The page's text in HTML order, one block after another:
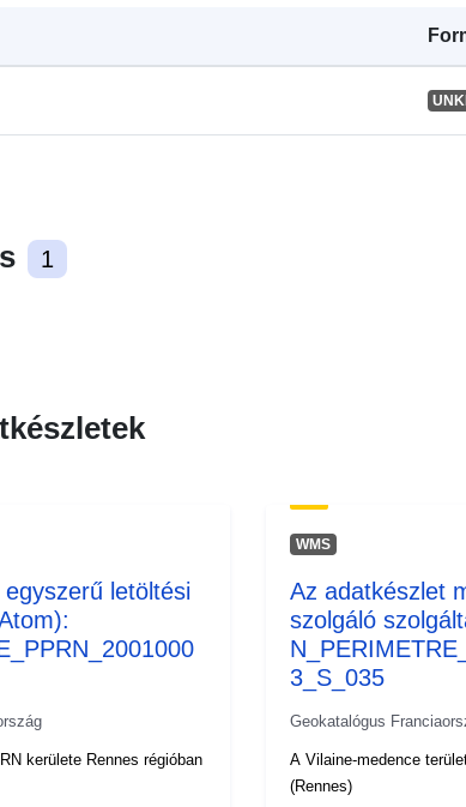
1
letöltési
kerülete Rennes régióban
WMS
Az adatkészlet
szolgáló
3_S_035
Geokatalógus
A Vilaine-medence
(Rennes)